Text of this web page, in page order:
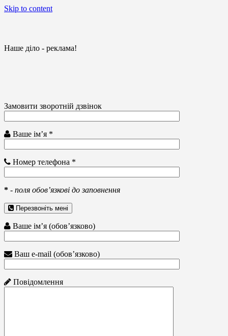
Skip to content
Наше діло - реклама!
Замовити зворотній дзвінок
Ваше ім’я *
Номер телефона *
* - поля обов’язкові до заповнення
Перезвоніть мені
Ваше ім’я (обов’язково)
Ваш e-mail (обов’язково)
Повідомлення